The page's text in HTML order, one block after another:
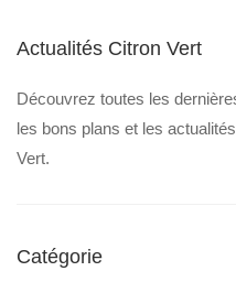
Actualités Citron Vert
Découvrez toutes les
les bons plans et les
Vert.
Catégorie